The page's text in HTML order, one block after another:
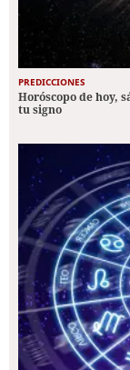
PREDICCIONES
Horóscopo de hoy,
tu signo